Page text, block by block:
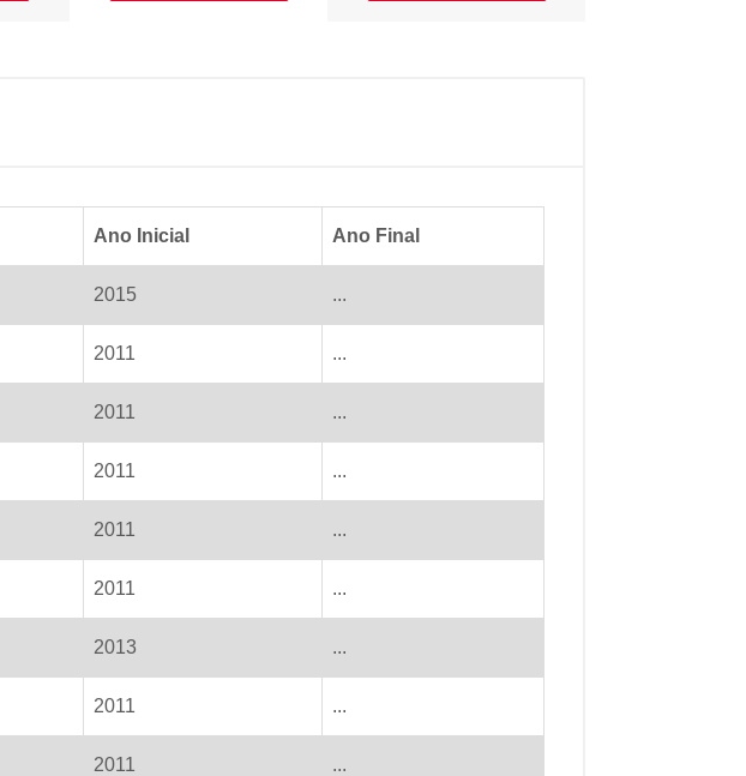
Ano Inicial Ano Final
2015 ...
2011 ...
2011 ...
2011 ...
2011 ...
2011 ...
2013 ...
2011 ...
2011 ...